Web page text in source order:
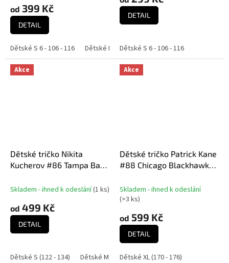
od 399 Kč
DETAIL
Dětské S 6 - 106 - 116 Dětské M 8 - 118 - 128 Dětské L 10 - 130 - 140
DETAIL
Dětské S 6 - 106 - 116
Akce
Dětské tričko Nikita
Kucherov #86 Tampa Bay
Number
Skladem - ihned k odeslání(1 ks)
od 499 Kč
DETAIL
Dětské S (122 - 134) Dětské M (136 - 152) Dětské L (158 - 164)
Akce
Dětské tričko Patrick Kane
#88 Chicago Blackhawks
Skladem - ihned k odeslání
(>3 ks)
od 599 Kč
DETAIL
Dětské XL (170 - 176)